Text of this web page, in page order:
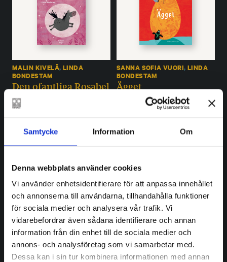
Samtycke Information Om
Denna webbplats använder cookies
Vi använder enhetsidentifierare för att anpassa innehållet
och annonserna till användarna, tillhandahålla funktioner
för sociala medier och analysera vår trafik. Vi
vidarebefordrar även sådana identifierare och annan
information från din enhet till de sociala medier och
annons- och analysföretag som vi samarbetar med.
Dessa kan i sin tur kombinera informationen med annan
MALIN KIVELÄ, LINDA
BONDESTAM
Den ofantliga Rosabel
€21.90
SANNA SOFIA VUORI, LINDA
BONDESTAM
Ägget
18.90
MAURI KUNNAS
Hundarnas
historiebok – Finland,
LINDA BONDESTAM
God natt på jorden
€ 18.90